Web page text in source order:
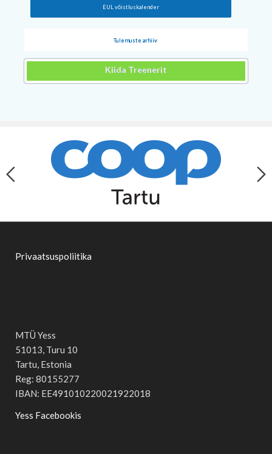
EUL võistluskalender
Tulemuste arhiiv
Kiida Treenerit
Privaatsuspoliitika
MTÜ Yess
51013, Turu 10
Tartu, Estonia
Reg: 80155277
IBAN: EE491010220021922018
Yess Facebookis